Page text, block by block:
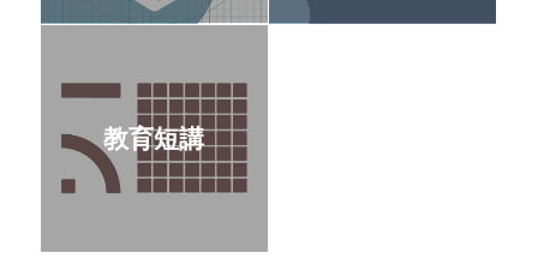
教育短講